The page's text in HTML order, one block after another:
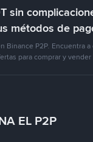
sin
métodos de
Binance P2P. Encuentra
para comprar y vender
EL P2P